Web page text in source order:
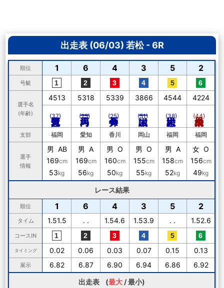
出走表 (06/03) 若松 - 6R
順位 1 6 4 3 5 2
号艇
選手名
(年齢)
4513 5318 5339 3866 4544 4224
(37) (25) (25) (51) (38) (44)
支部 福岡 愛知 香川 岡山 福岡 福岡
選手
情報
男 AB
169cm
53kg
男 A
169cm
56kg
男 O
160cm
50kg
男 O
155cm
55kg
男 A
158cm
52kg
女 O
156cm
49kg
レース結果
順位 1 6 4 3 5 2
タイム 1.51.5 . . 1.54.6 1.53.9 . . 1.52.6
コースIN
タイミング 0.02 0.06 0.03 0.07 0.15 0.13
展示 6.82 6.87 6.90 6.94 6.86
6.92
出走表 (最大 /最小)